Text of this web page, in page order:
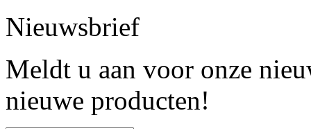
Nieuwsbrief
Meldt u aan voor onze
nieuwe producten!